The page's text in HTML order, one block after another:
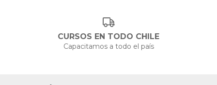
CURSOS EN TODO CHILE
Capacitamos a todo el país